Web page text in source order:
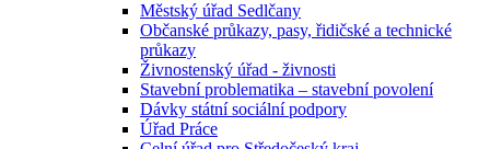
Městský úřad Sedlčany
Občanské průkazy, pasy, řidičské a technické
průkazy
Živnostenský úřad - živnosti
Stavební problematika – stavební povolení
Dávky státní sociální podpory
Úřad Práce